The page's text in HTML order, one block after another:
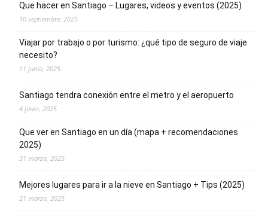
Que hacer en Santiago – Lugares, videos y eventos (2025)
10 septiembre, 2025
Viajar por trabajo o por turismo: ¿qué tipo de seguro de viaje
necesito?
11 junio, 2025
Santiago tendra conexión entre el metro y el aeropuerto
4 junio, 2025
Que ver en Santiago en un día (mapa + recomendaciones
2025)
31 marzo, 2025
Mejores lugares para ir a la nieve en Santiago + Tips (2025)
21 marzo, 2025